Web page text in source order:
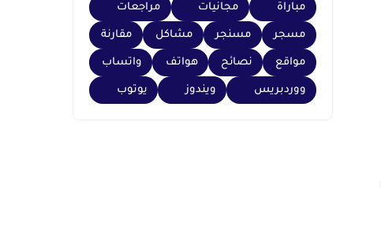
مباراة مجانيات مراجعات
مسجر مسنجر مشاكل مقارنة
مواقع نصائح هواتف واتساب
ووردبريس ويندوز يوتوب